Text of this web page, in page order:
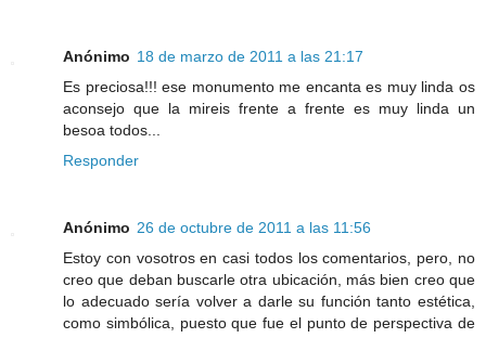
Anónimo 18 de marzo de 2011 a las 21:17
Es preciosa!!! ese monumento me encanta es muy linda os
aconsejo que la mireis frente a frente es muy linda un
besoa todos...
Responder
Anónimo 26 de octubre de 2011 a las 11:56
Estoy con vosotros en casi todos los comentarios, pero, no
creo que deban buscarle otra ubicación, más bien creo que
lo adecuado sería volver a darle su función tanto estética,
como simbólica, puesto que fue el punto de perspectiva de